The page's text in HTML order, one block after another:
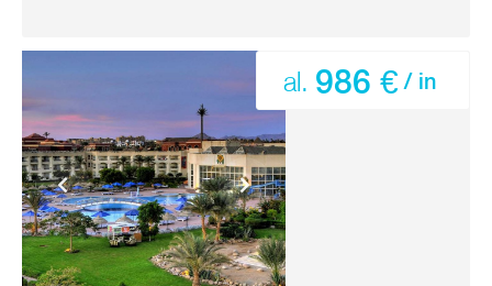
al. 986 € / in